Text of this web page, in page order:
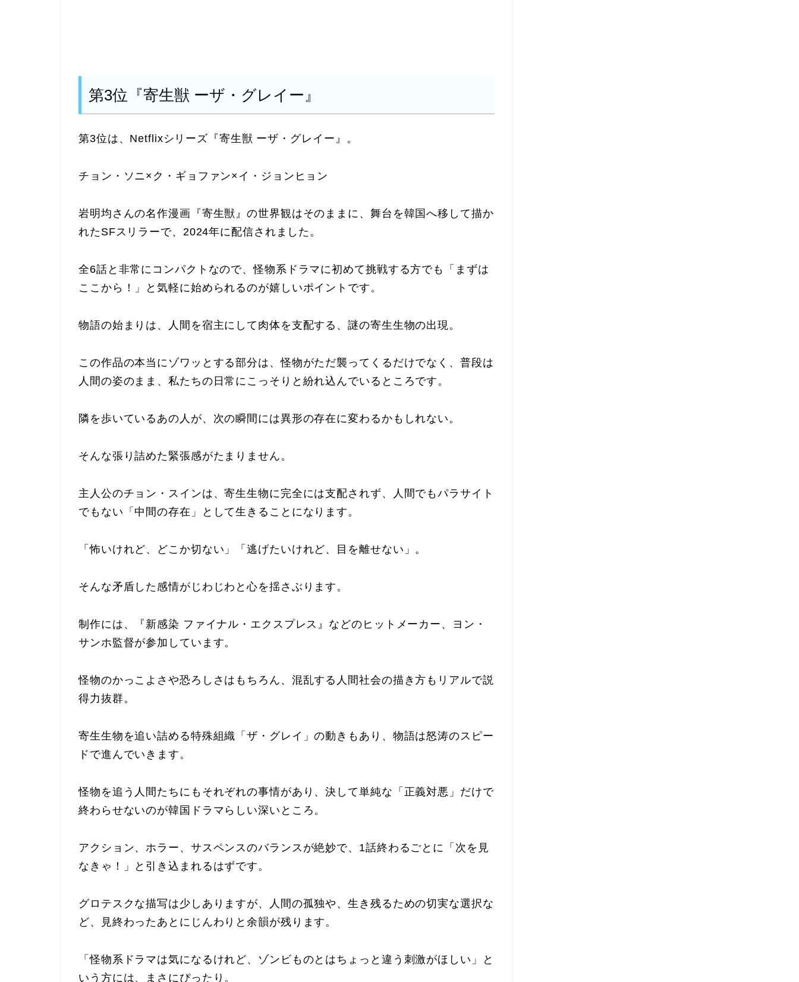
第3位『寄生獣 ーザ・グレイー』
第3位は、Netflixシリーズ『寄生獣 ーザ・グレイー』。
チョン・ソニ×ク・ギョファン×イ・ジョンヒョン
岩明均さんの名作漫画『寄生獣』の世界観はそのままに、舞台を韓国へ移して描か
れたSFスリラーで、2024年に配信されました。
全6話と非常にコンパクトなので、怪物系ドラマに初めて挑戦する方でも「まずは
ここから！」と気軽に始められるのが嬉しいポイントです。
物語の始まりは、人間を宿主にして肉体を支配する、謎の寄生生物の出現。
この作品の本当にゾワッとする部分は、怪物がただ襲ってくるだけでなく、普段は
人間の姿のまま、私たちの日常にこっそりと紛れ込んでいるところです。
隣を歩いているあの人が、次の瞬間には異形の存在に変わるかもしれない。
そんな張り詰めた緊張感がたまりません。
主人公のチョン・スインは、寄生生物に完全には支配されず、人間でもパラサイト
でもない「中間の存在」として生きることになります。
「怖いけれど、どこか切ない」「逃げたいけれど、目を離せない」。
そんな矛盾した感情がじわじわと心を揺さぶります。
制作には、『新感染 ファイナル・エクスプレス』などのヒットメーカー、ヨン・
サンホ監督が参加しています。
怪物のかっこよさや恐ろしさはもちろん、混乱する人間社会の描き方もリアルで説
得力抜群。
寄生生物を追い詰める特殊組織「ザ・グレイ」の動きもあり、物語は怒涛のスピー
ドで進んでいきます。
怪物を追う人間たちにもそれぞれの事情があり、決して単純な「正義対悪」だけで
終わらせないのが韓国ドラマらしい深いところ。
アクション、ホラー、サスペンスのバランスが絶妙で、1話終わるごとに「次を見
なきゃ！」と引き込まれるはずです。
グロテスクな描写は少しありますが、人間の孤独や、生き残るための切実な選択な
ど、見終わったあとにじんわりと余韻が残ります。
「怪物系ドラマは気になるけれど、ゾンビものとはちょっと違う刺激がほしい」と
いう方には、まさにぴったり。